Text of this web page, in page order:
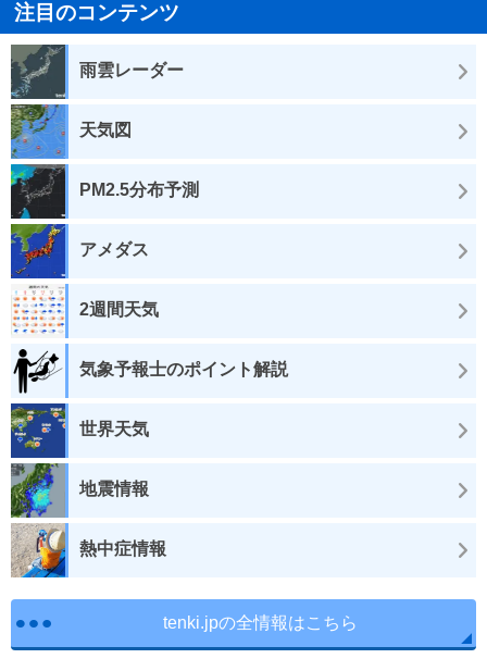
注目のコンテンツ
雨雲レーダー
天気図
PM2.5分布予測
アメダス
2週間天気
気象予報士のポイント解説
世界天気
地震情報
熱中症情報
tenki.jpの全情報はこちら